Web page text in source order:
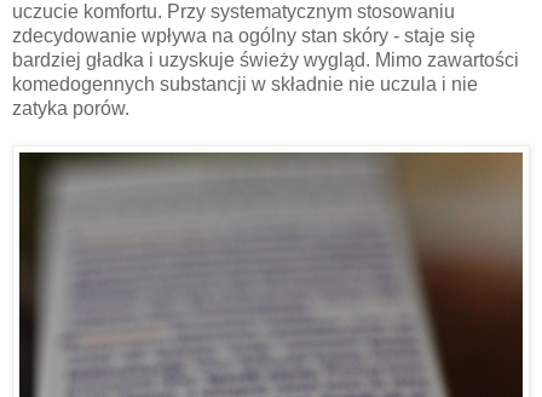
uczucie komfortu. Przy systematycznym stosowaniu
zdecydowanie wpływa na ogólny stan skóry - staje się
bardziej gładka i uzyskuje świeży wygląd. Mimo zawartości
komedogennych substancji w składnie nie uczula i nie
zatyka porów.